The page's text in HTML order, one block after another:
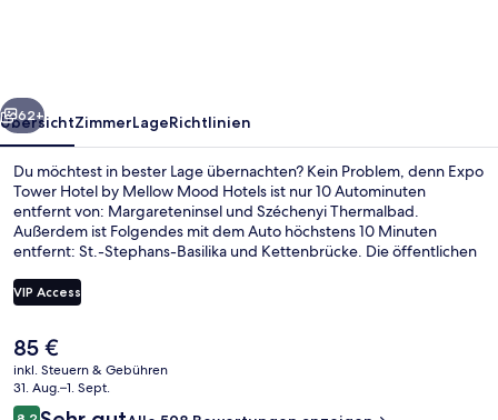
Hotels
Weiter
62+
ÜbersichtZimmerLageRichtlinien
Du möchtest in bester Lage übernachten? Kein Problem, denn Expo
Tower Hotel by Mellow Mood Hotels ist nur 10 Autominuten
entfernt von: Margareteninsel und Széchenyi Thermalbad.
Außerdem ist Folgendes mit dem Auto höchstens 10 Minuten
entfernt: St.-Stephans-Basilika und Kettenbrücke. Die öffentlichen
(Straßenbahnhaltestelle Kőbánya felső Vasútállomás) sind es nur 13
Gehminuten.
VIP Access
Der
aktuelle
Preis
beträgt
85 €
inkl. Steuern & Gebühren
31. Aug.–1. Sept.
Bewertungen